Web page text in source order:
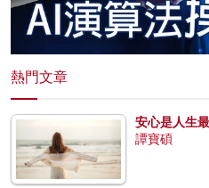
熱門文章
安心是人生
譚寶碩